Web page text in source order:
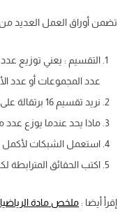
تضمن أوراق العمل العديد من
التقسيم : يعني توزيع
عدد المجموعات أو عدد
نريد تقسيم 16 برتقالة على 4 مجموعات متساوية
ماذا يحد عندما يوزع
استعمل الشبكات
اكتب الحقائق المترابطة
إقرأ أيضا :ملخص مادة